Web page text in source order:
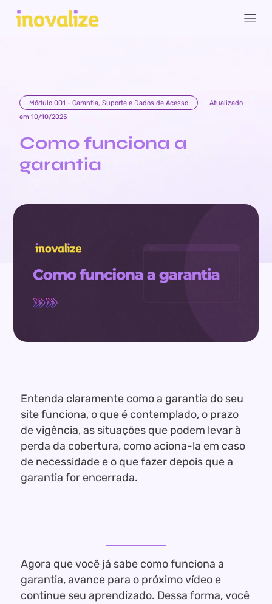
Módulo 001 - Garantia, Suporte e Dados de Acesso
Atualizado
em 10/10/2025
Como funciona a
garantia
Entenda claramente como a garantia do seu
site funciona, o que é contemplado, o prazo
de vigência, as situações que podem levar à
perda da cobertura, como aciona-la em caso
de necessidade e o que fazer depois que a
garantia for encerrada.
Agora que você já sabe como funciona a
garantia, avance para o próximo vídeo e
continue seu aprendizado. Dessa forma, você